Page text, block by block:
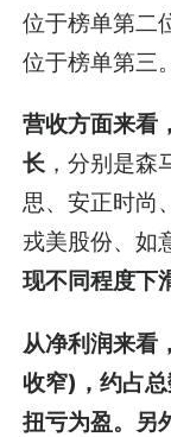
位于榜单第二
位于榜单第三。
营收方面来看
长 ，分别是
思、安正时尚
戎美股份、如
现不同程度下
从净利润来看
收窄)，约占
扭亏为盈。另